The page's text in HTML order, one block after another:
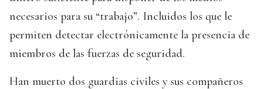
necesarios para su “trabajo”. Incluidos los que le
permiten detectar electrónicamente la presencia de
miembros de las fuerzas de seguridad.
Han muerto dos guardias civiles y sus compañeros